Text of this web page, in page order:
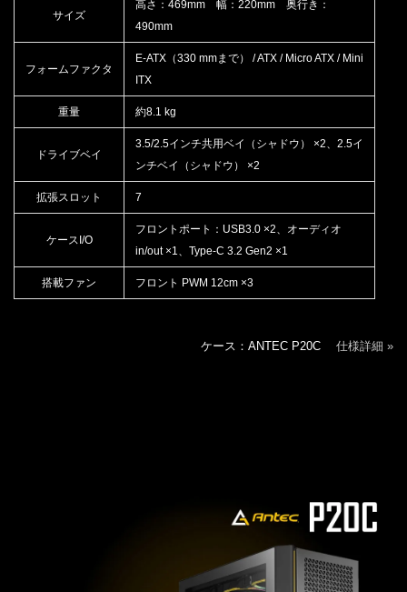
サイズ
高さ：469mm 幅：220mm 奥行き：
490mm
フォームファクタ
E-ATX（330 mmまで） / ATX / Micro ATX / Mini
ITX
重量 約8.1 kg
ドライブベイ
3.5/2.5インチ共用ベイ（シャドウ） ×2、2.5イ
ンチベイ（シャドウ） ×2
拡張スロット 7
ケースI/O
フロントポート：USB3.0 ×2、オーディオ
in/out ×1、Type-C 3.2 Gen2 ×1
搭載ファン フロント PWM 12cm ×3
ケース：ANTEC P20C 仕様詳細 »